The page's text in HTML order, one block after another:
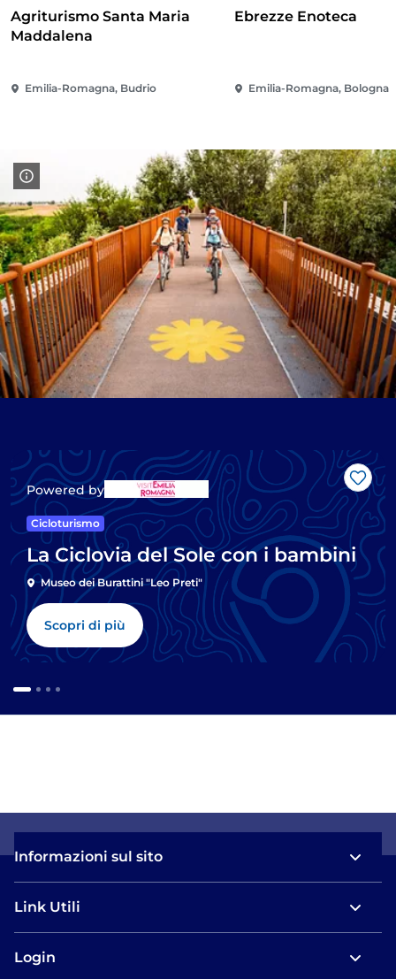
Agriturismo Santa Maria
Maddalena
Emilia-Romagna, Budrio
Ebrezze Enoteca
Emilia-Romagna, Bologna
Like
Powered by
Cicloturismo
La Ciclovia del Sole con i bambini
Museo dei Burattini "Leo Preti"
Scopri di più
Informazioni sul sito
Link Utili
Login